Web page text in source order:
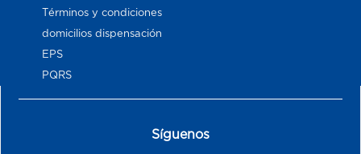
Términos y condiciones
domicilios dispensación
EPS
PQRS
Síguenos